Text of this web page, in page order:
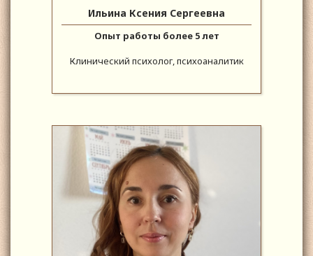
Ильина Ксения Сергеевна
Опыт работы более 5 лет
Клинический психолог, психоаналитик